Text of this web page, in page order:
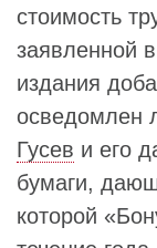
стоимость
заявленной
издания
осведомлен
Гусев и его
бумаги,
которой